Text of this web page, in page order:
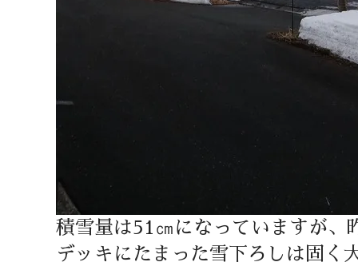
積雪量は51㎝になっていますが、
デッキにたまった雪下ろしは固